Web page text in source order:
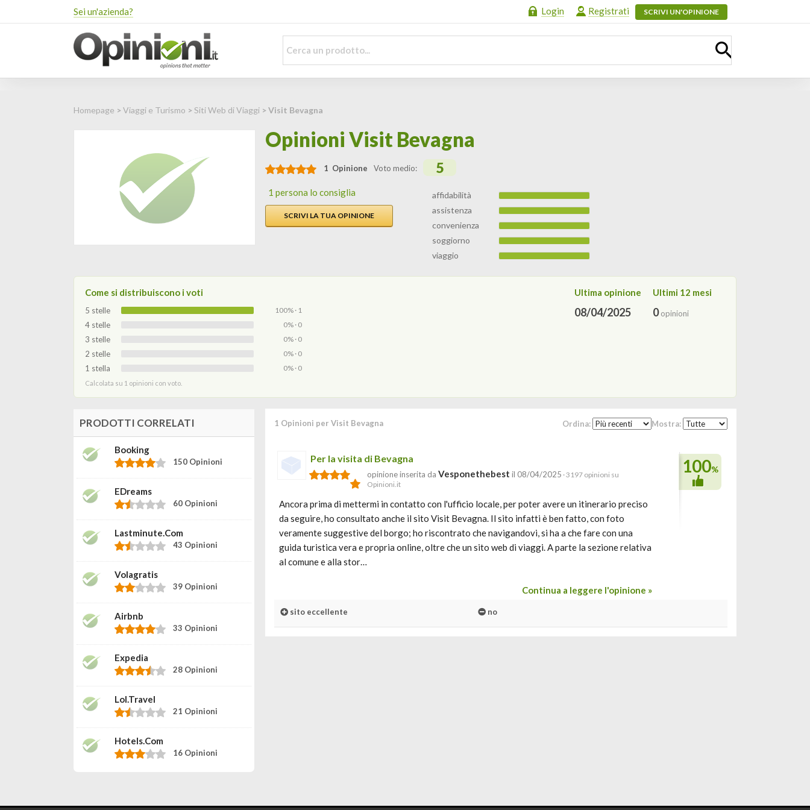
Sei un'azienda? Login Registrati SCRIVI UN'OPINIONE
Homepage >Viaggi e Turismo >Siti Web di Viaggi > Visit Bevagna
Opinioni Visit Bevagna
1 Opinione Voto medio: 5
1 persona lo consiglia
SCRIVI LA TUA OPINIONE
affidabilità
assistenza
convenienza
soggiorno
viaggio
Come si distribuiscono i voti
5 stelle 100% · 1
4 stelle 0% · 0
3 stelle 0% · 0
2 stelle 0% · 0
1 stella 0% · 0
Calcolata su 1 opinioni con voto.
Ultima opinione
08/04/2025
Ultimi 12 mesi
0opinioni
1 Opinioni per Visit Bevagna Ordina: Mostra:
Per la visita di Bevagna
opinione inserita daVesponethebest il 08/04/2025 · 3197 opinioni su
Opinioni.it
Ancora prima di mettermi in contatto con l'ufficio locale, per poter avere un itinerario preciso
da seguire, ho consultato anche il sito Visit Bevagna. Il sito infatti è ben fatto, con foto
veramente suggestive del borgo; ho riscontrato che navigandovi, si ha a che fare con una
guida turistica vera e propria online, oltre che un sito web di viaggi. A parte la sezione relativa
al comune e alla stor…
Continua a leggere l'opinione »
100%
sito eccellente no
PRODOTTI CORRELATI
Booking
150 Opinioni
EDreams
60 Opinioni
Lastminute.com
43 Opinioni
Volagratis
39 Opinioni
Airbnb
33 Opinioni
Expedia
28 Opinioni
Lol.travel
21 Opinioni
Hotels.com
16 Opinioni